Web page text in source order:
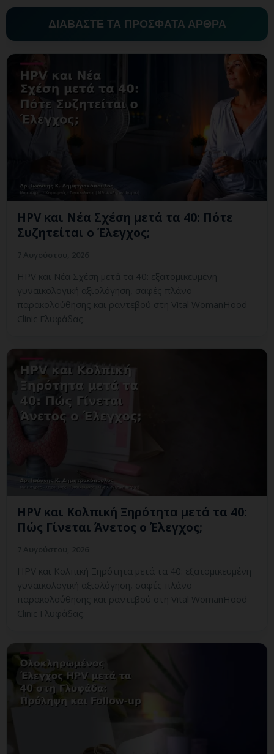
ΔΙΑΒΑΣΤΕ ΤΑ ΠΡΟΣΦΑΤΑ ΑΡΘΡΑ
HPV και Νέα Σχέση μετά τα 40: Πότε
Συζητείται ο Έλεγχος;
HPV και Νέα Σχέση μετά τα 40: εξατομικευμένη
γυναικολογική αξιολόγηση, σαφές πλάνο
παρακολούθησης και ραντεβού στη Vital WomanHood
Clinic Γλυφάδας.
HPV και Κολπική Ξηρότητα μετά τα 40:
Πώς Γίνεται Άνετος ο Έλεγχος;
HPV και Κολπική Ξηρότητα μετά τα 40: εξατομικευμένη
γυναικολογική αξιολόγηση, σαφές πλάνο
παρακολούθησης και ραντεβού στη Vital WomanHood
Clinic Γλυφάδας.